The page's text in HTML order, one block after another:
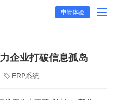
申请体验
企业打破信息孤岛
ERP系统